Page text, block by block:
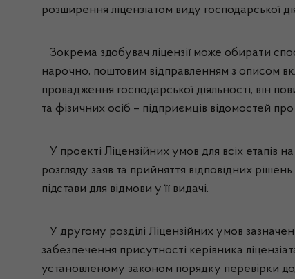
розширення ліцензіатом виду господарської
Зокрема здобувач ліцензії може обирати
нарочно, поштовим відправленням з описом
провадження господарської діяльності, він
та фізичних осіб – підприємців відомостей
У проекті Ліцензійних умов для всіх етапів
розгляду заяв та прийняття відповідних рішень
підстави для відмови у її видачі.
У другому розділі Ліцензійних умов
забезпечення присутності керівника
установленому законом порядку перевірки